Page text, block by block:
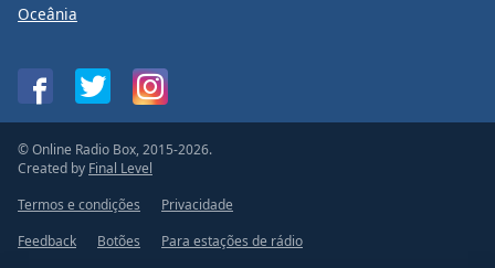
Oceânia
© Online Radio Box, 2015-2026.
Created by Final Level
Termos e condições
Privacidade
Feedback
Botões Para estações de rádio